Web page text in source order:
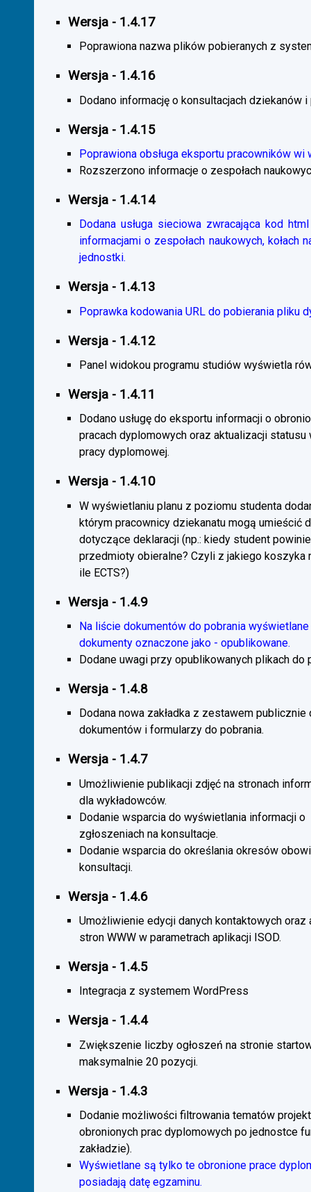
Wersja - 1.4.17
Poprawiona nazwa plików pobieranych z
Wersja - 1.4.16
Dodano informację o konsultacjach dziekanów
Wersja - 1.4.15
Poprawiona obsługa eksportu pracowników wi
Rozszerzono informacje o zespołach
Wersja - 1.4.14
Dodana usługa sieciowa zwracająca kod
informacjami o zespołach naukowych,
jednostki.
Wersja - 1.4.13
Poprawka kodowania URL do pobierania pliku
Wersja - 1.4.12
Panel widokou programu studiów wyświetla
Wersja - 1.4.11
Dodano usługę do eksportu informacji o
pracach dyplomowych oraz aktualizacji
pracy dyplomowej.
Wersja - 1.4.10
W wyświetlaniu planu z poziomu studenta
którym pracownicy dziekanatu mogą umieścić
dotyczące deklaracji (np.: kiedy student
przedmioty obieralne? Czyli z jakiego koszyka
ile ECTS?)
Wersja - 1.4.9
Na liście dokumentów do pobrania
dokumenty oznaczone jako - opublikowane.
Dodane uwagi przy opublikowanych plikach do
Wersja - 1.4.8
Dodana nowa zakładka z zestawem publicznie
dokumentów i formularzy do pobrania.
Wersja - 1.4.7
Umożliwienie publikacji zdjęć na stronach
dla wykładowców.
Dodanie wsparcia do wyświetlania informacji o
zgłoszeniach na konsultacje.
Dodanie wsparcia do określania okresów
konsultacji.
Wersja - 1.4.6
Umożliwienie edycji danych kontaktowych oraz
stron WWW w parametrach aplikacji ISOD.
Wersja - 1.4.5
Integracja z systemem WordPress
Wersja - 1.4.4
Zwiększenie liczby ogłoszeń na stronie
maksymalnie 20 pozycji.
Wersja - 1.4.3
Dodanie możliwości filtrowania tematów
obronionych prac dyplomowych po jednostce
zakładzie).
Wyświetlane są tylko te obronione prace
posiadają datę egzaminu.